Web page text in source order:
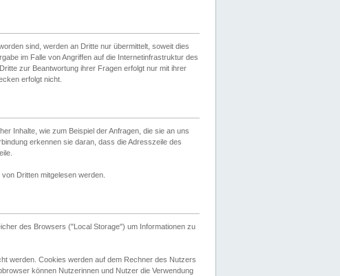
sind, werden an Dritte nur übermittelt, soweit dies
im Falle von Angriffen auf die Internetinfrastruktur des
zur Beantwortung ihrer Fragen erfolgt nur mit ihrer
erfolgt nicht.
Inhalte, wie zum Beispiel der Anfragen, die sie an uns
erkennen sie daran, dass die Adresszeile des
Dritten mitgelesen werden.
des Browsers ("Local Storage") um Informationen zu
werden. Cookies werden auf dem Rechner des Nutzers
können Nutzerinnen und Nutzer die Verwendung